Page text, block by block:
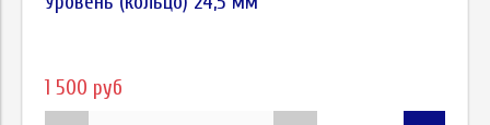
1 500 руб